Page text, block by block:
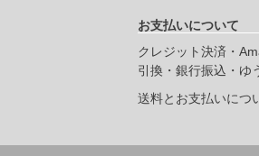
お支払いについて
クレジット決済・
引換・銀行振込・ゆ
送料とお支払いにつ